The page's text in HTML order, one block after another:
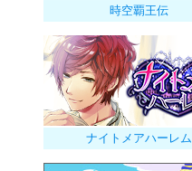
時空覇王伝
ナイトメアハーレム